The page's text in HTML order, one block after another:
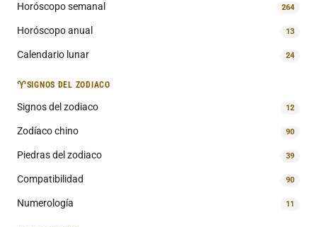
Horóscopo semanal 264
Horóscopo anual 13
Calendario lunar 24
♈SIGNOS DEL ZODIACO
Signos del zodiaco 12
Zodíaco chino 90
Piedras del zodiaco 39
Compatibilidad 90
Numerología 11